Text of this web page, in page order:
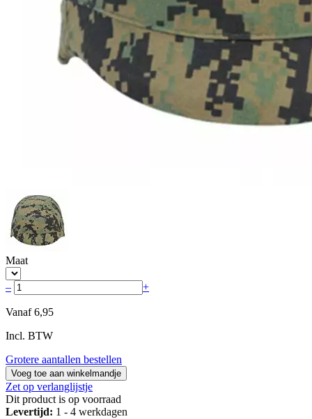
Maat
– +
Vanaf 6,95
Incl. BTW
Grotere aantallen bestellen
Voeg toe aan winkelmandje
Zet op verlanglijstje
Dit product is op voorraad
Levertijd: 1 - 4 werkdagen